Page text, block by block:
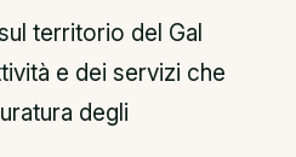
territorio del Gal
e dei servizi che
degli